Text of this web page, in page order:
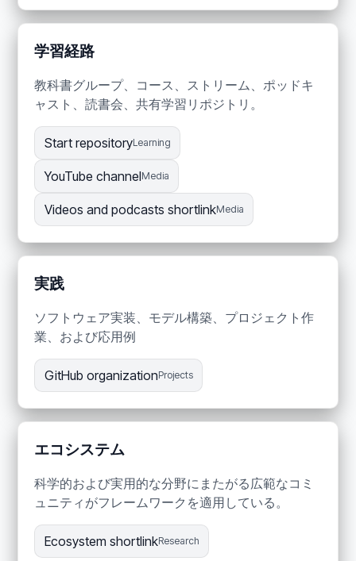
学習経路
教科書グループ、コース、ストリーム、ポッドキ
ャスト、読書会、共有学習リポジトリ。
Start repositoryLearning
YouTube channelMedia
Videos and podcasts shortlinkMedia
実践
ソフトウェア実装、モデル構築、プロジェクト作
業、および応用例
GitHub organizationProjects
エコシステム
科学的および実用的な分野にまたがる広範なコミ
ュニティがフレームワークを適用している。
Ecosystem shortlinkResearch